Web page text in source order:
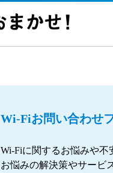
Wi-Fiお問い合わせ
Wi-Fiに関するお悩みや不
お悩みの解決策やサービ